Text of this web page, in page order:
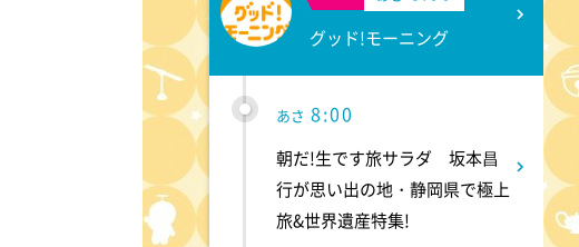
グッド!モーニング
あさ 8:00
朝だ!生です旅サラダ 坂本昌
行が思い出の地・静岡県で極上
旅&世界遺産特集!